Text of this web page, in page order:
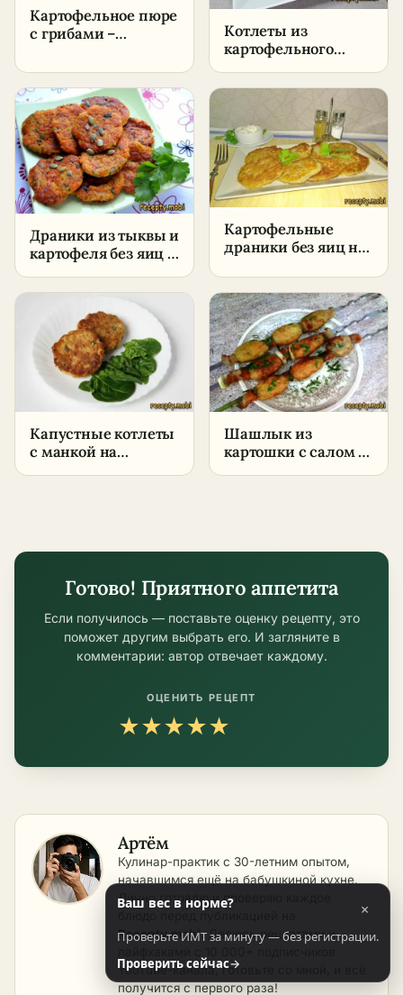
Картофельное пюре
с грибами –
в домашних
условиях
Котлеты из
картофельного
пошаговый рецепт
Драники из тыквы и
картофеля без яиц –
пошаговый рецепт
в домашних
условиях
Картофельные
драники без яиц на
пошаговый рецепт
в домашних
условиях
Капустные котлеты
с манкой на
сковороде –
Шашлык из
картошки с салом –
пошаговый рецепт
Готово! Приятного аппетита
Если получилось — поставьте оценку рецепту, это
поможет другим выбрать его. И загляните в
комментарии: автор отвечает каждому.
ОЦЕНИТЬ РЕЦЕПТ
★★★★★
Артём
Кулинар-практик с 30-летним опытом,
начавшимся ещё на бабушкиной кухне.
Лично готовлю и проверяю каждое
Recepty.mobi. Делюсь рецептами и
YouTube-канала, готовьте со мной, и всё
получится с первого раза!
Ваш вес в норме? ×
Проверьте ИМТ за минуту — без регистрации.
Проверить сейчас→